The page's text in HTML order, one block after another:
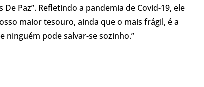
Paz”. Refletindo a pandemia de Covid-19, ele
maior tesouro, ainda que o mais frágil, é a
pode salvar-se sozinho.”